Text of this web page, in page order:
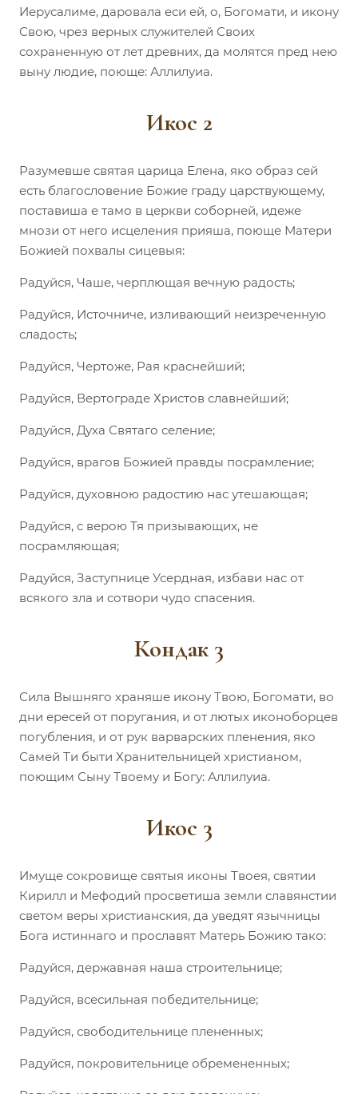
Иерусалиме, даровала еси ей, о, Богомати, и икону
Свою, чрез верных служителей Своих
сохраненную от лет древних, да молятся пред нею
выну людие, поюще: Аллилуиа.
Икос 2
Разумевше святая царица Елена, яко образ сей
есть благословение Божие граду царствующему,
поставиша е тамо в церкви соборней, идеже
мнози от него исцеления прияша, поюще Матери
Божией похвалы сицевыя:
Радуйся, Чаше, черплющая вечную радость;
Радуйся, Источниче, изливающий неизреченную
сладость;
Радуйся, Чертоже, Рая краснейший;
Радуйся, Вертограде Христов славнейший;
Радуйся, Духа Святаго селение;
Радуйся, врагов Божией правды посрамление;
Радуйся, духовною радостию нас утешающая;
Радуйся, с верою Тя призывающих, не
посрамляющая;
Радуйся, Заступнице Усердная, избави нас от
всякого зла и сотвори чудо спасения.
Кондак 3
Сила Вышняго храняше икону Твою, Богомати, во
дни ересей от поругания, и от лютых иконоборцев
погубления, и от рук варварских пленения, яко
Самей Ти быти Хранительницей христианом,
поющим Сыну Твоему и Богу: Аллилуиа.
Икос 3
Имуще сокровище святыя иконы Твоея, святии
Кирилл и Мефодий просветиша земли славянстии
светом веры христианския, да уведят язычницы
Бога истиннаго и прославят Матерь Божию тако:
Радуйся, державная наша строительнице;
Радуйся, всесильная победительнице;
Радуйся, свободительнице плененных;
Радуйся, покровительнице обремененных;